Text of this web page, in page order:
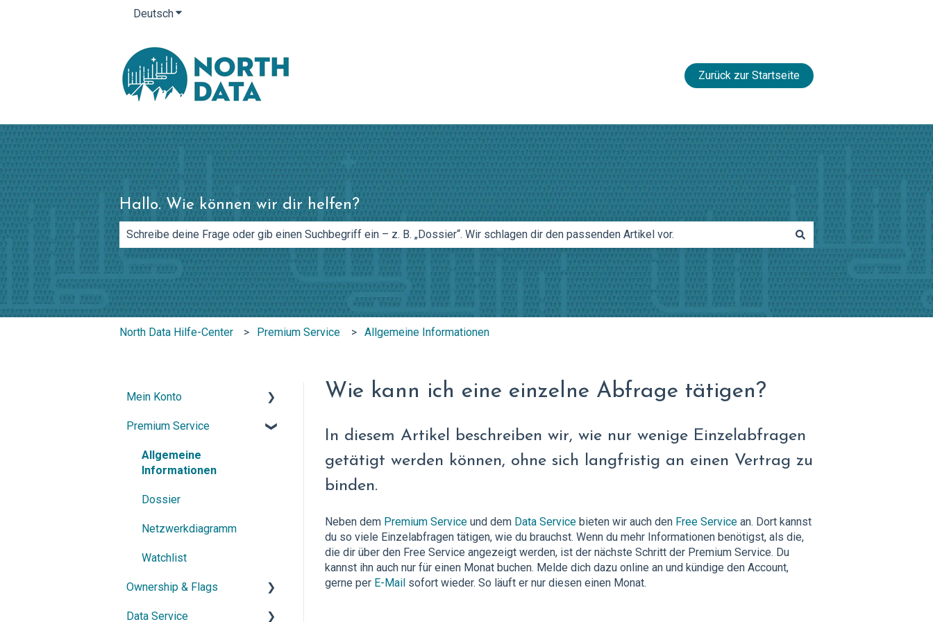
DeutschUntermenü für Übersetzungen anzeigen
Zurück zur Startseite
Hallo. Wie können wir dir helfen?
Es gibt keine Vorschläge, da das Suchfeld leer ist.
North Data Hilfe-Center Premium Service Allgemeine Informationen
Wie kann ich eine einzelne Abfrage tätigen?
In diesem Artikel beschreiben wir, wie nur wenige Einzelabfragen
getätigt werden können, ohne sich langfristig an einen Vertrag zu
binden.
Neben dem Premium Serviceund dem Data Servicebieten wir auch den Free Servicean. Dort kannst
du so viele Einzelabfragen tätigen, wie du brauchst. Wenn du mehr Informationen benötigst, als die,
die dir über den Free Service angezeigt werden, ist der nächste Schritt der Premium Service. Du
kannst ihn auch nur für einen Monat buchen. Melde dich dazu online an und kündige den Account,
gerne per E-Mailsofort wieder. So läuft er nur diesen einen Monat.
Mein Konto
Konto & Zugang
Abonnement & Kündigung
Premium Service
Allgemeine
Informationen
Dossier
Netzwerkdiagramm
Watchlist
Ownership & Flags
Allgemeine
Data Service